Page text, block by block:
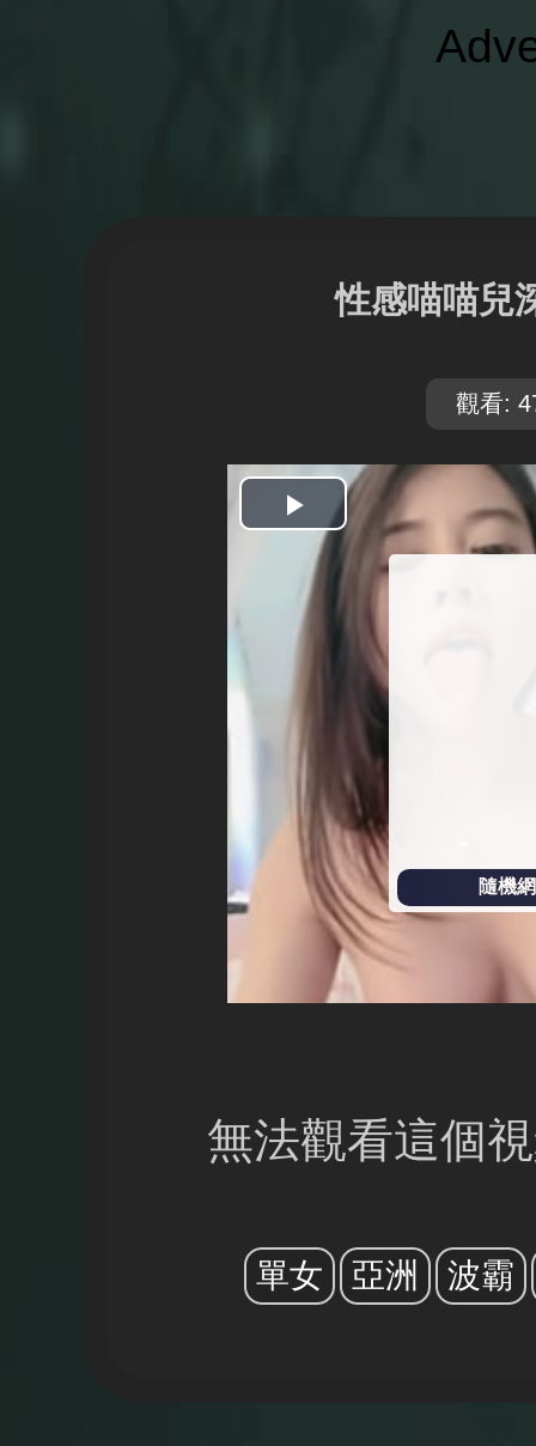
性感喵喵兒
觀看:
隨機
開
始
播
無法觀看這個
單女 亞洲 波霸